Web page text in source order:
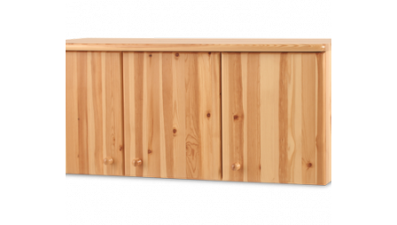
TOVÁBB OLVASOM